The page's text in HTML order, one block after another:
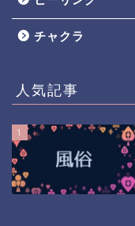
チャクラ
人気記事
1